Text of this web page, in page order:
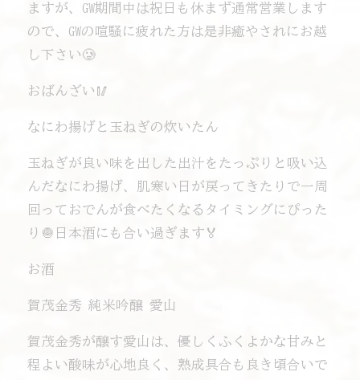
ますが、GW期間中は祝日も休まず通常営業します
ので、GWの喧騒に疲れた方は是非癒やされにお越
し下さい🥲
おばんざい🥢
なにわ揚げと玉ねぎの炊いたん
玉ねぎが良い味を出した出汁をたっぷりと吸い込
んだなにわ揚げ、肌寒い日が戻ってきたりで一周
回っておでんが食べたくなるタイミングにぴった
り🧅日本酒にも合い過ぎます🏅
お酒
賀茂金秀 純米吟醸 愛山
賀茂金秀が醸す愛山は、優しくふくよかな甘みと
程よい酸味が心地良く、熟成具合も良き頃合いで